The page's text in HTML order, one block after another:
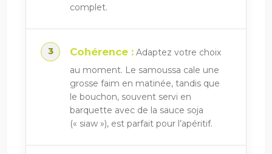
complet.
Cohérence : Adaptez votre choix
au moment. Le samoussa cale une
grosse faim en matinée, tandis que
le bouchon, souvent servi en
barquette avec de la sauce soja
(« siaw »), est parfait pour l’apéritif.